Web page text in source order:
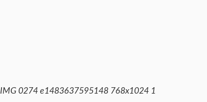
IMG 0274 e1483637595148 768x1024 1